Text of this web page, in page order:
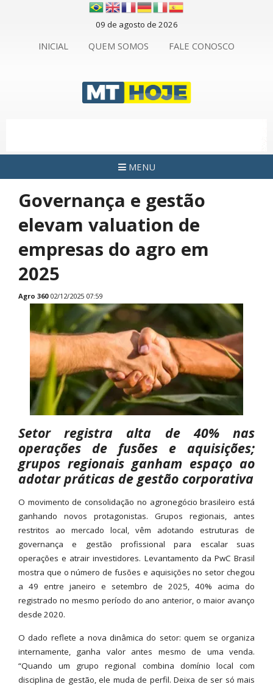
09 de agosto de 2026
INICIAL QUEM SOMOS FALE CONOSCO
MENU
Governança e gestão
elevam valuation de
empresas do agro em
2025
Agro 360 02/12/2025 07:59
Setor registra alta de 40% nas
operações de fusões e aquisições;
grupos regionais ganham espaço ao
adotar práticas de gestão corporativa
O movimento de consolidação no agronegócio brasileiro está
ganhando novos protagonistas. Grupos regionais, antes
restritos ao mercado local, vêm adotando estruturas de
governança e gestão profissional para escalar suas
operações e atrair investidores. Levantamento da PwC Brasil
mostra que o número de fusões e aquisições no setor chegou
a 49 entre janeiro e setembro de 2025, 40% acima do
registrado no mesmo período do ano anterior, o maior avanço
desde 2020.
O dado reflete a nova dinâmica do setor: quem se organiza
internamente, ganha valor antes mesmo de uma venda.
“Quando um grupo regional combina domínio local com
disciplina de gestão, ele muda de perfil. Deixa de ser só mais